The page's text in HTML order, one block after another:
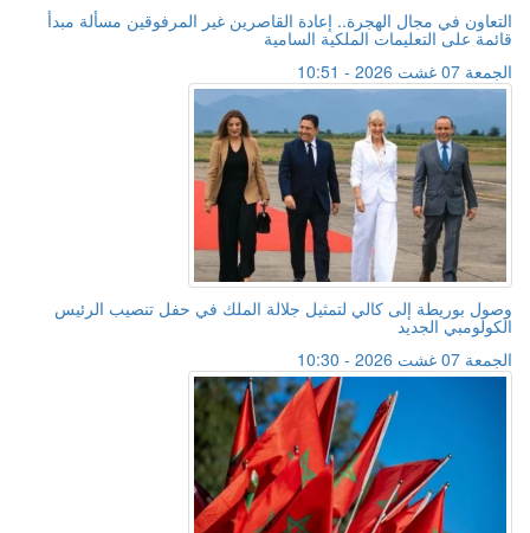
التعاون في مجال الهجرة.. إعادة القاصرين غير المرفوقين مسألة مبدأ
قائمة على التعليمات الملكية السامية
الجمعة 07 غشت 2026 - 10:51
وصول بوريطة إلى كالي لتمثيل جلالة الملك في حفل تنصيب الرئيس
الكولومبي الجديد
الجمعة 07 غشت 2026 - 10:30